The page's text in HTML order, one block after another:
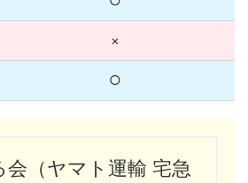
×
○
会（ヤマト運輸 宅急